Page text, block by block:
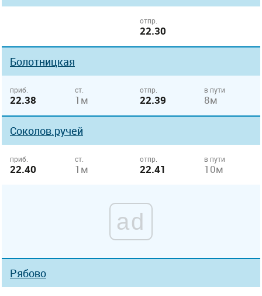
отпр.
22.30
Болотницкая
приб.
22.38
ст.
1м
отпр.
22.39
в пути
8м
Соколов.ручей
приб.
22.40
ст.
1м
отпр.
22.41
в пути
10м
ad
Рябово